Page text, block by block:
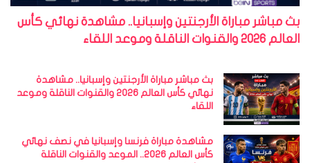
بث مباشر مباراة الأرجنتين وإسبانيا.. مشاهدة نهائي كأس
العالم 2026 والقنوات الناقلة وموعد اللقاء
بث مباشر مباراة الأرجنتين وإسبانيا.. مشاهدة
نهائي كأس العالم 2026 والقنوات الناقلة وموعد
اللقاء
مشاهدة مباراة فرنسا وإسبانيا في نصف نهائي
كأس العالم 2026.. الموعد والقنوات الناقلة